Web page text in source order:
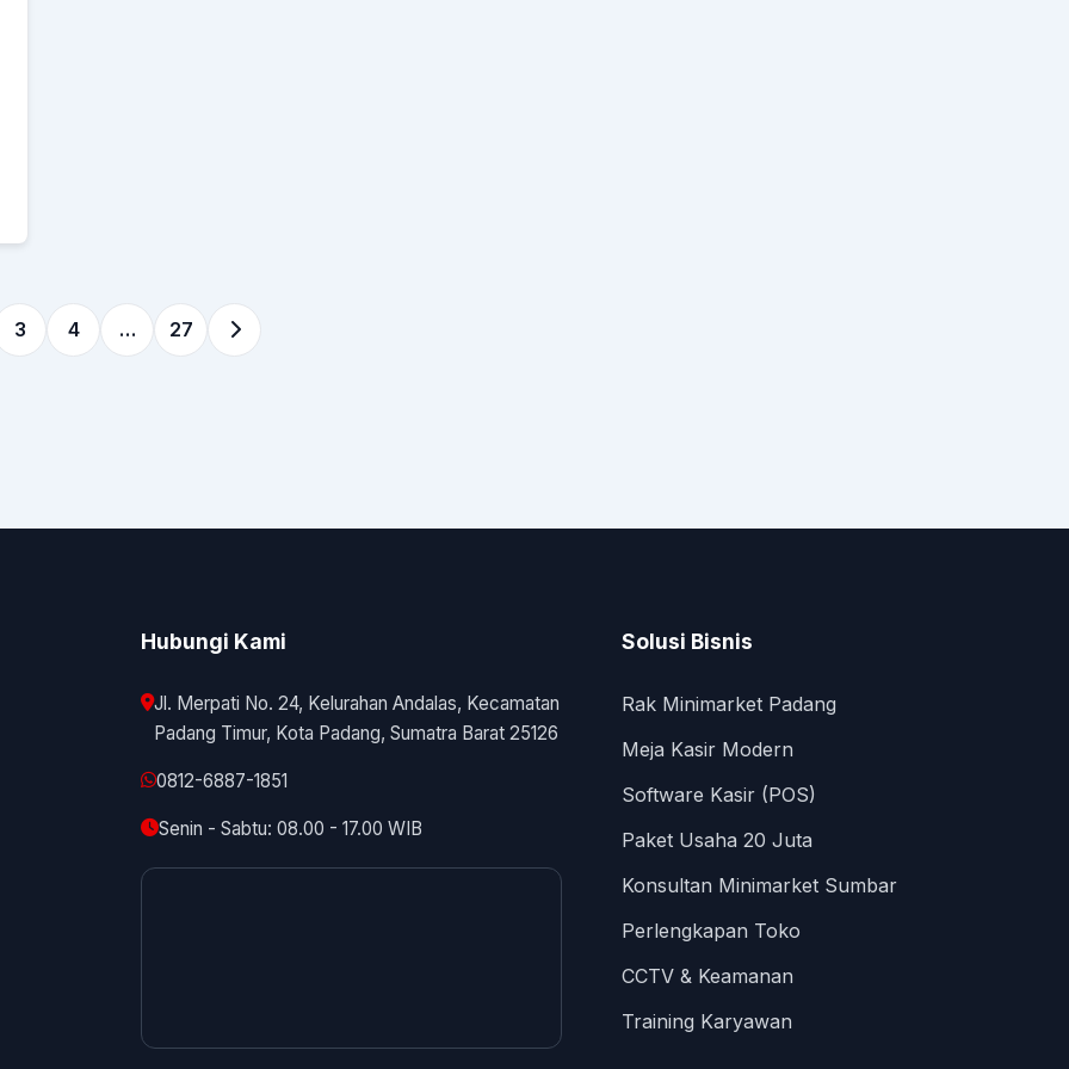
3 4 … 27
Hubungi Kami
Jl. Merpati No. 24, Kelurahan Andalas, Kecamatan
Padang Timur, Kota Padang, Sumatra Barat 25126
0812-6887-1851
Senin - Sabtu: 08.00 - 17.00 WIB
Solusi Bisnis
Rak Minimarket Padang
Meja Kasir Modern
Software Kasir (POS)
Paket Usaha 20 Juta
Konsultan Minimarket Sumbar
Perlengkapan Toko
CCTV & Keamanan
Training Karyawan